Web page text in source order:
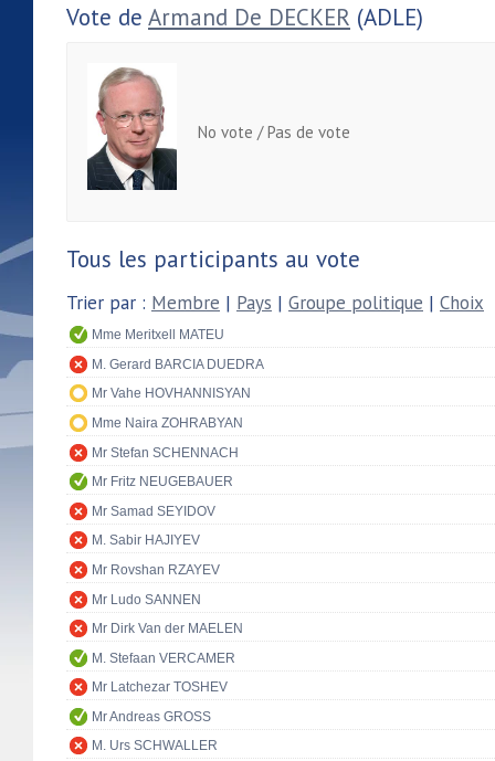
Vote de Armand De DECKER (ADLE)
No vote / Pas de vote
Tous les participants au vote
Trier par : Membre | Pays | Groupe politique | Choix
Mme Meritxell MATEU
M. Gerard BARCIA DUEDRA
Mr Vahe HOVHANNISYAN
Mme Naira ZOHRABYAN
Mr Stefan SCHENNACH
Mr Fritz NEUGEBAUER
Mr Samad SEYIDOV
M. Sabir HAJIYEV
Mr Rovshan RZAYEV
Mr Ludo SANNEN
Mr Dirk Van der MAELEN
M. Stefaan VERCAMER
Mr Latchezar TOSHEV
Mr Andreas GROSS
M. Urs SCHWALLER